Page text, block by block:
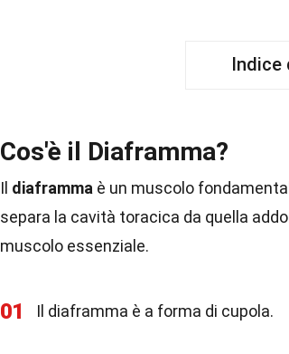
Indice
Cos'è il Diaframma?
Il diaframma è un muscolo
separa la cavità toracica da quella
muscolo essenziale.
01 Il diaframma è a forma di cupola.